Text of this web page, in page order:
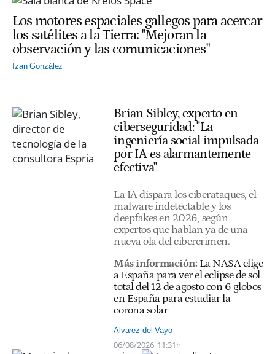
Los motores espaciales gallegos para acercar
los satélites a la Tierra: "Mejoran la
observación y las comunicaciones"
Izan González
Brian Sibley, experto en
ciberseguridad: "La
ingeniería social impulsada
por IA es alarmantemente
efectiva"
La IA dispara los ciberataques, el
malware indetectable y los
deepfakes en 2026, según
expertos que hablan ya de una
nueva ola del cibercrimen.
Más información: La NASA elige
a España para ver el eclipse de sol
total del 12 de agosto con 6 globos
en España para estudiar la
corona solar
Alvarez del Vayo
06/08/2026 11:31h